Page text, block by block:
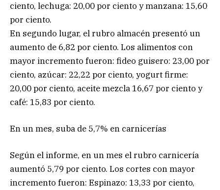
ciento, lechuga: 20,00 por ciento y manzana: 15,60
por ciento.
En segundo lugar, el rubro almacén presentó un
aumento de 6,82 por ciento. Los alimentos con
mayor incremento fueron: fideo guisero: 23,00 por
ciento, azúcar: 22,22 por ciento, yogurt firme:
20,00 por ciento, aceite mezcla 16,67 por ciento y
café: 15,83 por ciento.
En un mes, suba de 5,7% en carnicerías
Según el informe, en un mes el rubro carnicería
aumentó 5,79 por ciento. Los cortes con mayor
incremento fueron: Espinazo: 13,33 por ciento,